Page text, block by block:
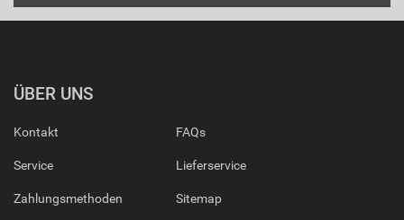
ÜBER UNS
Kontakt
Service
Zahlungsmethoden
FAQs
Lieferservice
Sitemap